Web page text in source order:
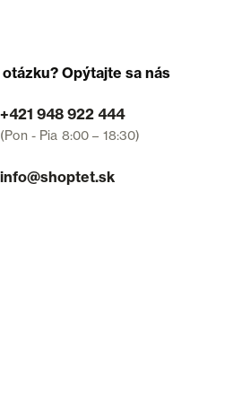
otázku? Opýtajte sa nás
+421 948 922 444
(Pon - Pia 8:00 – 18:30)
info@shoptet.sk